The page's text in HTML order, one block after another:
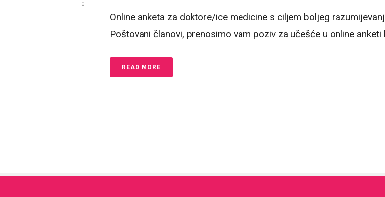
0
Online anketa za doktore/ice medicine s ciljem boljeg
Poštovani članovi, prenosimo vam poziv za učešće u online anketi
READ MORE